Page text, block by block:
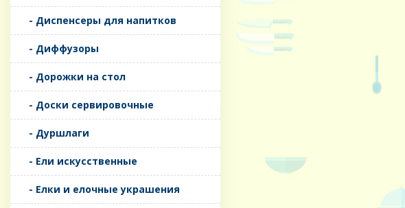
- Диспенсеры для напитков
- Диффузоры
- Дорожки на стол
- Доски сервировочные
- Дуршлаги
- Ели искусственные
- Елки и елочные украшения